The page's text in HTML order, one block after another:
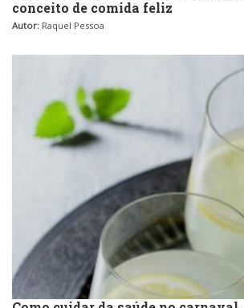
conceito de comida feliz
Autor: Raquel Pessoa